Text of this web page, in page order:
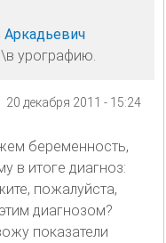
урографию.
20 декабря 2011 - 15:24
беременность,
в итоге диагноз:
пожалуйста,
диагнозом?
показатели